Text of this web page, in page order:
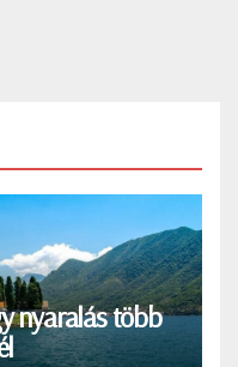
nyaralás több